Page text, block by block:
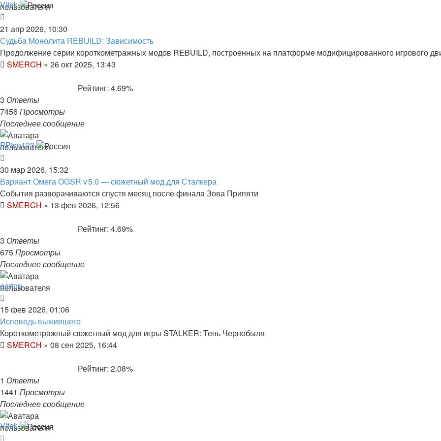
Vitek
21 апр 2026, 10:30
Судьба Монолита REBUILD: Зависимость
Продолжение серии короткометражных модов REBUILD, построенных на платформе модифицированного игрового
SMERCH » 26 окт 2025, 13:43
Рейтинг: 4.69%
3 Ответы
7456Просмотры
Последнее сообщение
PPtsn123
30 мар 2026, 15:32
Вариант Омега OGSR v 5.0 — сюжетный мод для Сталкера
События разворачиваются спустя месяц после финала Зова Припяти
SMERCH » 13 фев 2026, 12:56
Рейтинг: 4.69%
3 Ответы
675Просмотры
Последнее сообщение
gertop
15 фев 2026, 01:06
Исповедь выжившего
Короткометражный сюжетный мод для игры STALKER: Тень Чернобыля
SMERCH » 08 сен 2025, 16:44
Рейтинг: 2.08%
1 Ответы
1441 Просмотры
Последнее сообщение
Vitek